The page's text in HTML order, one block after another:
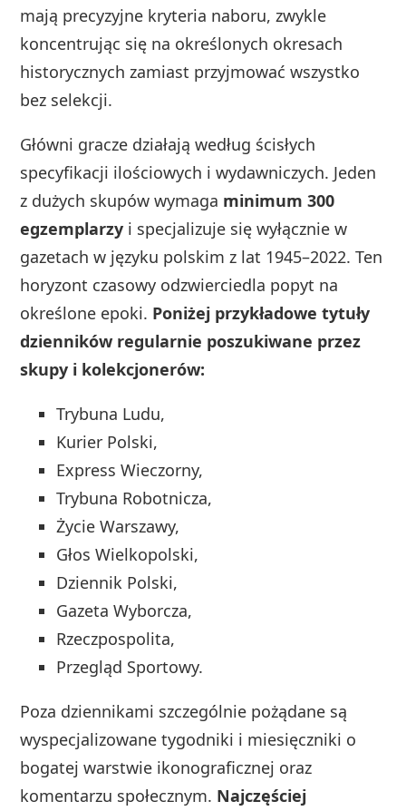
mają precyzyjne kryteria naboru, zwykle
koncentrując się na określonych okresach
historycznych zamiast przyjmować wszystko
bez selekcji.
Główni gracze działają według ścisłych
specyfikacji ilościowych i wydawniczych. Jeden
z dużych skupów wymaga minimum 300
egzemplarzy i specjalizuje się wyłącznie w
gazetach w języku polskim z lat 1945–2022. Ten
horyzont czasowy odzwierciedla popyt na
określone epoki. Poniżej przykładowe tytuły
dzienników regularnie poszukiwane przez
skupy i kolekcjonerów:
Trybuna Ludu,
Kurier Polski,
Express Wieczorny,
Trybuna Robotnicza,
Życie Warszawy,
Głos Wielkopolski,
Dziennik Polski,
Gazeta Wyborcza,
Rzeczpospolita,
Przegląd Sportowy.
Poza dziennikami szczególnie pożądane są
wyspecjalizowane tygodniki i miesięczniki o
bogatej warstwie ikonograficznej oraz
komentarzu społecznym. Najczęściej